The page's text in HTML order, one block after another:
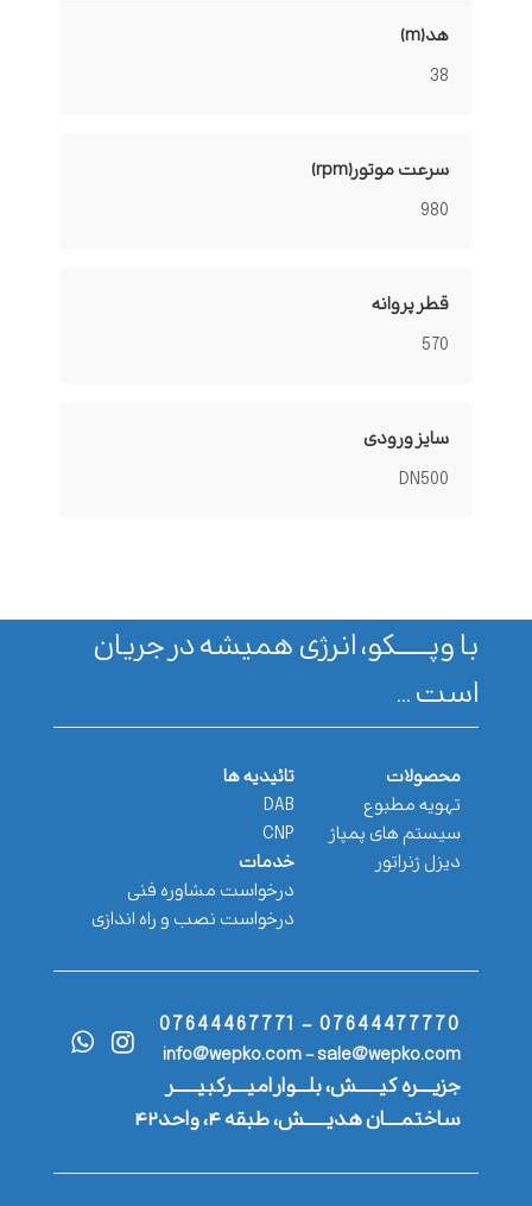
هد(m)
38
سرعت موتور(rpm)
980
قطر پروانه
570
سایز ورودی
DN500
با وپـــــــکو، انرژی همیشه در جریان
است ...
محصولات
تهویه مطبوع
سیستم های پمپاژ
دیزل ژنراتور
تائیدیه ها
DAB
CNP
خدمات
درخواست مشاوره فنی
درخواست نصب و راه اندازی
07644477770 - 07644467771
info@wepko.com - sale@wepko.com
جزیــــره کیــــــش، بلـــوار امیــــرکبیــــــر
ساختمــــان هدیــــــش، طبقه ۴، واحد۴۲